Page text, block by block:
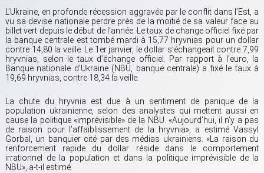
L’Ukraine, en profonde récession aggravée par le conflit dans l’Est, a
vu sa devise nationale perdre près de la moitié de sa valeur face au
billet vert depuis le début de l’année. Le taux de change officiel fixé par
la banque centrale est tombé mardi à 15,77 hryvnias pour un dollar
contre 14,80 la veille. Le 1er janvier, le dollar s’échangeait contre 7,99
hryvnias, selon le taux d’échange officiel. Par rapport à l’euro, la
Banque nationale d’Ukraine (NBU, banque centrale) a fixé le taux à
19,69 hryvnias, contre 18,34 la veille.
La chute du hryvnia est due à un sentiment de panique de la
population ukrainienne, selon des analystes qui mettent aussi en
cause la politique «imprévisible» de la NBU. «Aujourd’hui, il n’y a pas
de raison pour l’affaiblissement de la hryvnia», a estimé Vassyl
Gorbal, un banquier cité par des médias ukrainiens. «La raison du
renforcement rapide du dollar réside dans le comportement
irrationnel de la population et dans la politique imprévisible de la
NBU», a-t-il estimé.